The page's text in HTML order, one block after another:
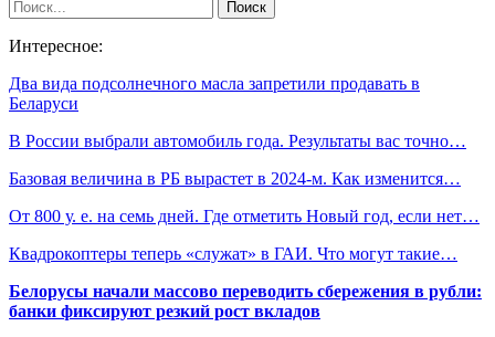
Интересное:
Два вида подсолнечного масла запретили продавать в
Беларуси
В России выбрали автомобиль года. Результаты вас точно…
Базовая величина в РБ вырастет в 2024-м. Как изменится…
От 800 у. е. на семь дней. Где отметить Новый год, если нет…
Квадрокоптеры теперь «служат» в ГАИ. Что могут такие…
Белорусы начали массово переводить сбережения в рубли:
банки фиксируют резкий рост вкладов